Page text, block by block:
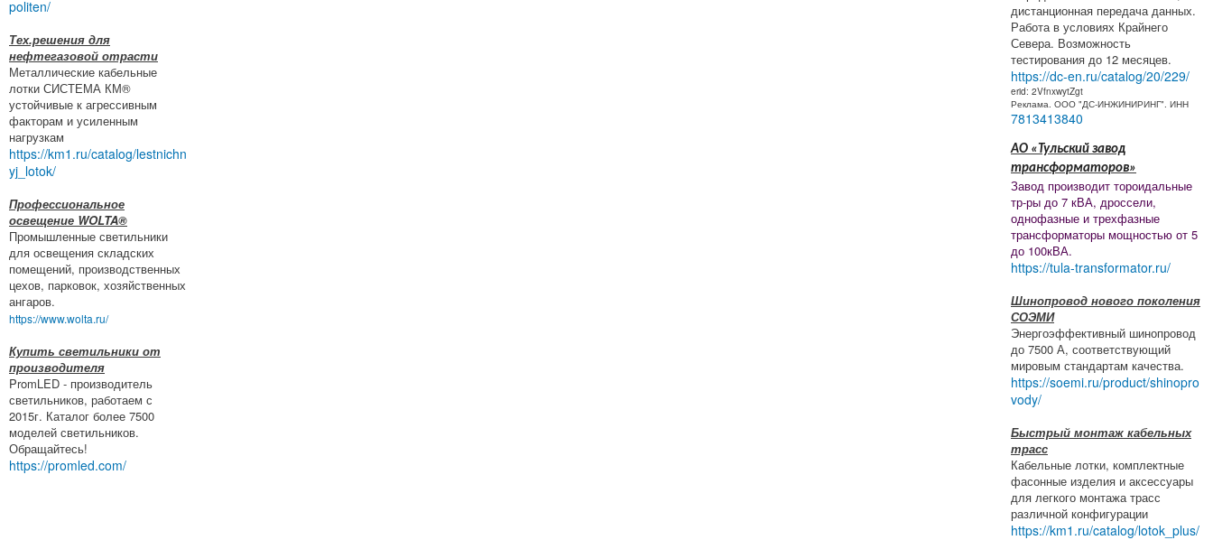
politen/
Тех.решения для
нефтегазовой отрасти
Металлические кабельные
лотки СИСТЕМА КМ®
устойчивые к агрессивным
факторам и усиленным
нагрузкам
https://km1.ru/catalog/lestnichn
yj_lotok/
Профессиональное
освещение WOLTA®
Промышленные светильники
для освещения складских
помещений, производственных
цехов, парковок, хозяйственных
ангаров.
https://www.wolta.ru/
Купить светильники от
производителя
PromLED - производитель
светильников, работаем с
2015г. Каталог более 7500
моделей светильников.
Обращайтесь!
https://promled.com/
дистанционная передача данных.
Работа в условиях Крайнего
Севера. Возможность
тестирования до 12 месяцев.
https://dc-en.ru/catalog/20/229/
erid: 2VfnxwytZgt
Реклама. ООО "ДС-ИНЖИНИРИНГ". ИНН
7813413840
АО «Тульский завод
трансформаторов»
Завод производит тороидальные
тр-ры до 7 кВА, дроссели,
однофазные и трехфазные
трансформаторы мощностью от 5
до 100кВА.
https://tula-transformator.ru/
Шинопровод нового поколения
СОЭМИ
Энергоэффективный шинопровод
до 7500 А, соответствующий
мировым стандартам качества.
https://soemi.ru/product/shinopro
vody/
Быстрый монтаж кабельных
трасс
Кабельные лотки, комплектные
фасонные изделия и аксессуары
для легкого монтажа трасс
различной конфигурации
https://km1.ru/catalog/lotok_plus/